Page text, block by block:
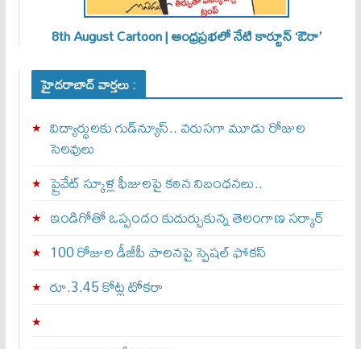
8th August Cartoon | ఆంధ్రప్రభలో నేటి కార్టూన్ ‘ఔరా’
హైదరాబాద్ వార్తలు :
విద్యార్థులకు గుడ్‌న్యూస్.. వరుసగా మూడు రోజుల
సెలవులు
ప్రైవేట్ స్కూళ్ల ఫీజులపై కఠిన నిబంధనలు..
ఇండిగోతో ఒప్పందం కుదుర్చుకున్న తెలంగాణ స‌ర్కార్
100 రోజుల డీజీపీ పాలనపై స్పెషల్ ఫోకస్
రూ.3.45 కోట్ల టోకరా